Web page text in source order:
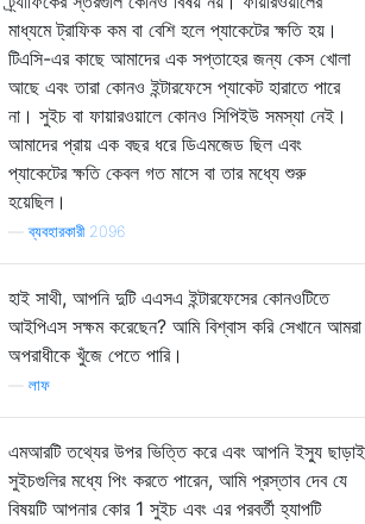
মাধ্যমে ট্রাফিক কম বা বেশি হলে প্যাকেটের ক্ষতি হয়।
টিএসি-এর কাছে আমাদের এক সপ্তাহের জন্য কেস খোলা
আছে এবং তারা কোনও ইন্টারফেসে প্যাকেট হারাতে পারে
না। সুইচ বা ফায়ারওয়ালে কোনও সিপিইউ সমস্যা নেই।
আমাদের প্রায় এক বছর ধরে ডিএমজেড ছিল এবং
প্যাকেটের ক্ষতি কেবল গত মাসে বা তার মধ্যে শুরু
হয়েছিল।
—ব্যবহারকারী 2096
হাই সাথী, আপনি দুটি এএসএ ইন্টারফেসের কোনওটিতে
আইপিএস সক্ষম করেছেন? আমি বিশ্বাস করি সেখানে আমরা
অপরাধীকে খুঁজে পেতে পারি।
লাফ
এমআরটি তথ্যের উপর ভিত্তি করে এবং আপনি ইস্যু ছাড়াই
সুইচগুলির মধ্যে পিং করতে পারেন, আমি প্রস্তাব দেব যে
বিষয়টি আপনার কোর 1 সুইচ এবং এর পরবর্তী হ্যাপটি